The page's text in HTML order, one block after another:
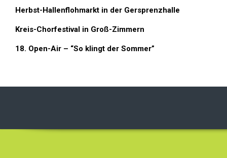
Herbst-Hallenflohmarkt in der Gersprenzhalle
Kreis-Chorfestival in Groß-Zimmern
18. Open-Air – “So klingt der Sommer”